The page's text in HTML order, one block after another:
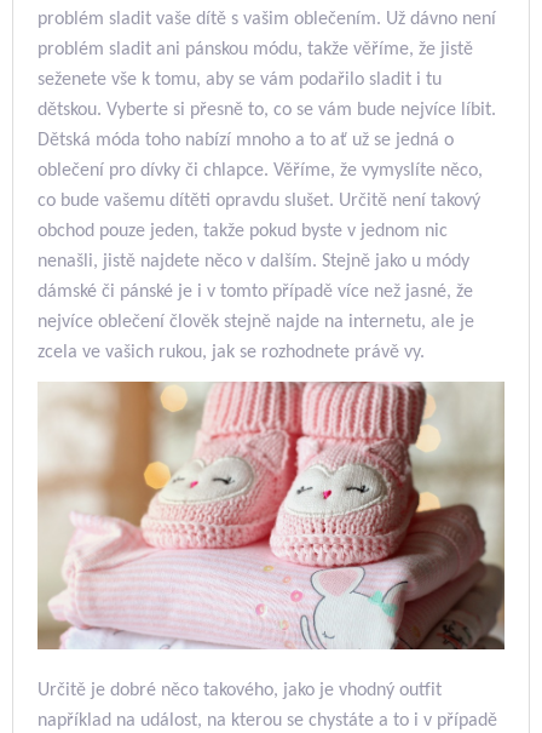
problém sladit vaše dítě s vašim oblečením. Už dávno není
problém sladit ani pánskou módu, takže věříme, že jistě
seženete vše k tomu, aby se vám podařilo sladit i tu
dětskou. Vyberte si přesně to, co se vám bude nejvíce líbit.
Dětská móda toho nabízí mnoho a to ať už se jedná o
oblečení pro dívky či chlapce. Věříme, že vymyslíte něco,
co bude vašemu dítěti opravdu slušet. Určitě není takový
obchod pouze jeden, takže pokud byste v jednom nic
nenašli, jistě najdete něco v dalším. Stejně jako u módy
dámské či pánské je i v tomto případě více než jasné, že
nejvíce oblečení člověk stejně najde na internetu, ale je
zcela ve vašich rukou, jak se rozhodnete právě vy.
Určitě je dobré něco takového, jako je vhodný outfit
například na událost, na kterou se chystáte a to i v případě